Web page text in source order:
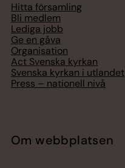
Hitta församling
Bli medlem
Lediga jobb
Ge en gåva
Organisation
Act Svenska kyrkan
Svenska kyrkan i utlandet
Press – nationell nivå
Om webbplatsen